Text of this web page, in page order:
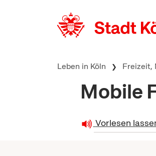
Leben in Köln Freizeit,
Mobile
Vorlesen